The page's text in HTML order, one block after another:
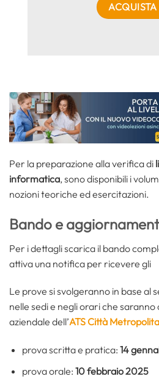
ACQUISTA
Per la preparazione allaverifica di
informatica, sono disponibili i
nozioni teoriche ed esercitazioni.
Bando e
Per i dettagli scarica il bando
attiva una notifica per ricevere gli
Le prove si svolgeranno in base al
nelle sedi e negli orari che saranno
aziendale dell’ATS Città
prova scritta e pratica: 14
prova orale: 10 febbraio 2025